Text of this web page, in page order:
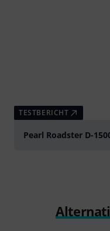
TESTBERICHT
Pearl Roadster D-